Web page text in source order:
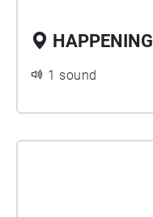
HAPPENING
1 sound